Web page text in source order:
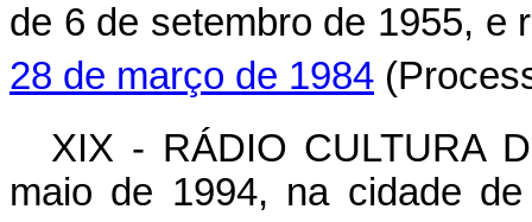
de 6 de setembro de 1955, e
28 de março de 1984
XIX - RÁDIO CULTURA
maio de 1994, na cidade